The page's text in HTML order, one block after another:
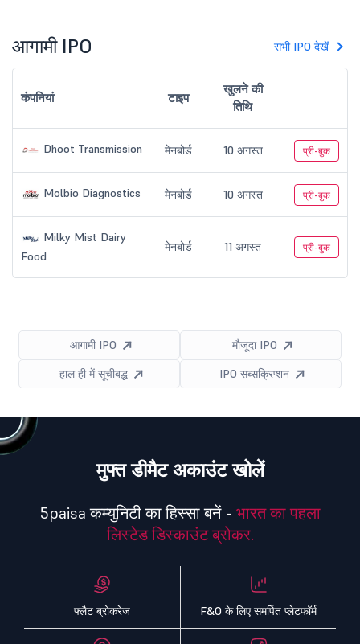
आगामी IPO सभी IPO देखें
कंपनियां टाइप
खुलने की
तिथि
Dhoot Transmission मेनबोर्ड 10 अगस्त प्री-बुक
Molbio Diagnostics मेनबोर्ड 10 अगस्त प्री-बुक
Milky Mist Dairy
Food
मेनबोर्ड 11 अगस्त प्री-बुक
आगामी IPO
मौजूदा IPO
हाल ही में सूचीबद्ध
IPO सब्सक्रिप्शन
मुफ्त डीमैट अकाउंट खोलें
5paisa कम्युनिटी का हिस्सा बनें - भारत का पहला
लिस्टेड डिस्काउंट ब्रोकर.
फ्लैट ब्रोकरेज F&O के लिए समर्पित प्लेटफॉर्म